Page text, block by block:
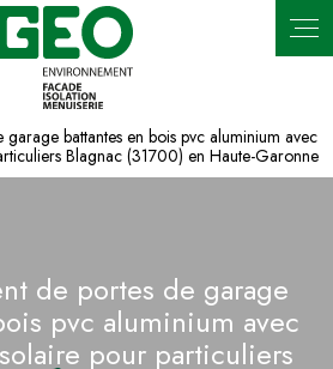
battantes en bois pvc aluminium avec
Blagnac (31700) en Haute-Garonne
de portes de garage
pvc aluminium avec
pour particuliers